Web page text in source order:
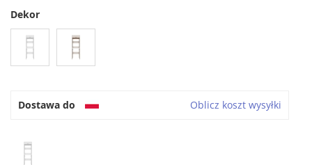
Dekor
Dostawa do Oblicz koszt wysyłki